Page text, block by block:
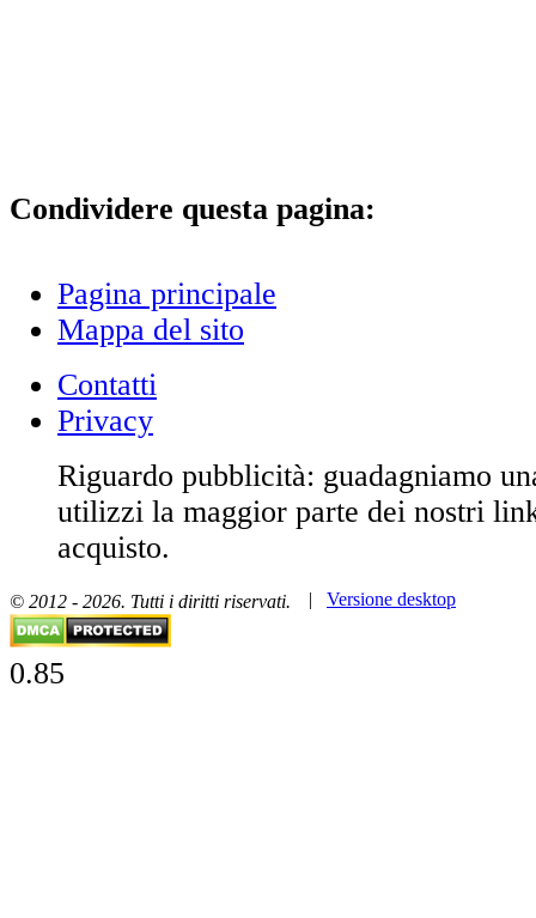
Condividere questa pagina:
Pagina principale
Mappa del sito
Contatti
Privacy
Riguardo pubblicità: guadagniamo
utilizzi la maggior parte dei nostri
acquisto.
© 2012 - 2026. Tutti i diritti riservati. | Versione desktop
0.85